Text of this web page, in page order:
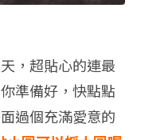
，超貼心的連最
準備好，快點點
過個充滿愛意的